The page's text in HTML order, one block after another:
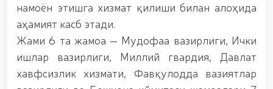
доирасида муддатди ҳарбий хизматчиларга
сертификатлар топширилди. // Миллий гвардия
қўмондони, генерал-полковник B.Tashmatov
пойтахтимиздаги манзилли ишлари давомида
ёшлар билан учрашиб, улар билан очиқ мулоқот
ўтказди. // Фарғона вилоятида жиноят содир
намоён этишга хизмат қилиши билан алоҳида
аҳамият касб этади.
Жами 6 та жамоа — Мудофаа вазирлиги, Ички
ишлар вазирлиги, Миллий гвардия, Давлат
хавфсизлик хизмати, Фавқулодда вазиятлар